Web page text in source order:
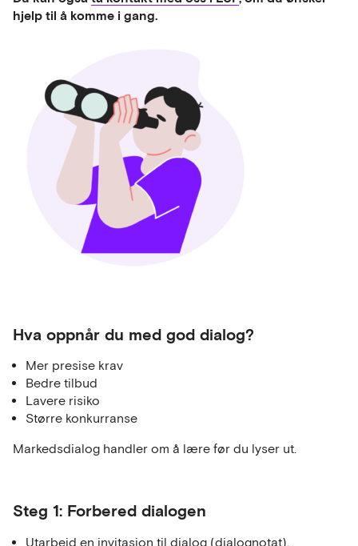
hjelp til å komme i gang.
Hva oppnår du med god dialog?
Mer presise krav
Bedre tilbud
Lavere risiko
Større konkurranse
Markedsdialog handler om å lære før du lyser ut.
Steg 1: Forbered dialogen
Utarbeid en invitasjon til dialog (dialognotat).